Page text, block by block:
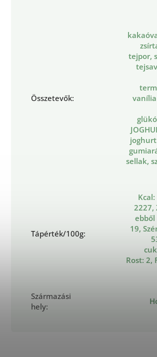
Összetevők:
tejpor,
sellak,
Tápérték/100g:
Kcal:
2227,
19,
Rost: 2,
Származási
hely: